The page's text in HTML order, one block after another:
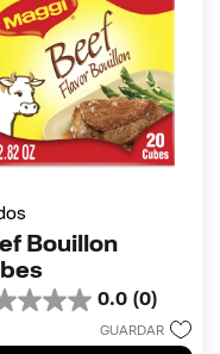
Bouillon
0.0 (0)
GUARDAR